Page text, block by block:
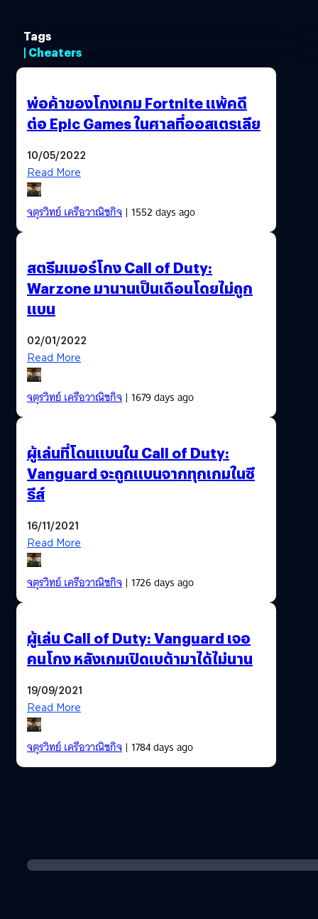
Tags
| Cheaters
พ่อค้าของโกงเกม Fortnite แพ้คดี
ต่อ Epic Games ในศาลที่ออสเตรเลีย
10/05/2022
Read More
จตุรวิทย์ เครือวาณิชกิจ| 1552 days ago
สตรีมเมอร์โกง Call of Duty:
Warzone มานานเป็นเดือนโดยไม่ถูก
แบน
02/01/2022
Read More
จตุรวิทย์ เครือวาณิชกิจ| 1679 days ago
ผู้เล่นที่โดนแบนใน Call of Duty:
Vanguard จะถูกแบนจากทุกเกมในซี
รีส์
16/11/2021
Read More
จตุรวิทย์ เครือวาณิชกิจ| 1726 days ago
ผู้เล่น Call of Duty: Vanguard เจอ
คนโกง หลังเกมเปิดเบต้ามาได้ไม่นาน
19/09/2021
Read More
จตุรวิทย์ เครือวาณิชกิจ| 1784 days ago